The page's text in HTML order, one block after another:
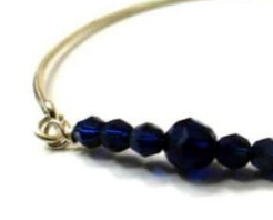
Colliers
Chaines
COLLECTIONS DE BIJOUX
Idées Cadeaux